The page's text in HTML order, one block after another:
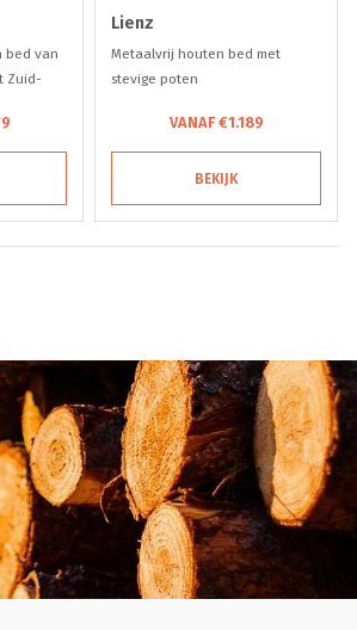
bed van
Zuid-
Lienz
Metaalvrij houten bed met
stevige poten
VANAF €1.189
BEKIJK